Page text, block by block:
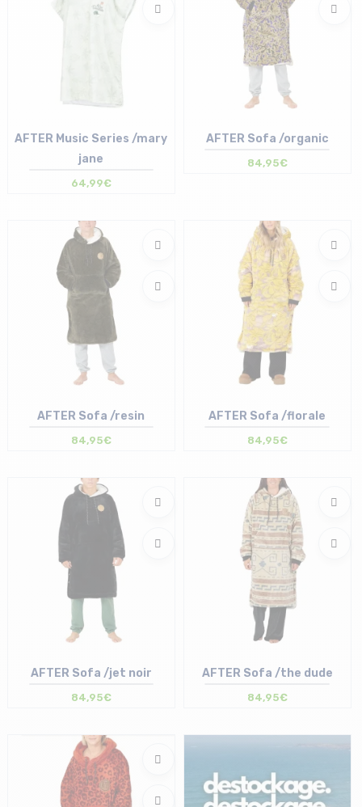
T.U
AFTER Music Series /mary
jane
64,99€
T.U
AFTER Sofa /organic
84,95€
Taille en stock
T.U
AFTER Sofa /resin
84,95€
Taille en stock
T.U
AFTER Sofa /florale
84,95€
Taille en stock
T.U
AFTER Sofa /jet noir
84,95€
AFTER Sofa /the dude
84,95€